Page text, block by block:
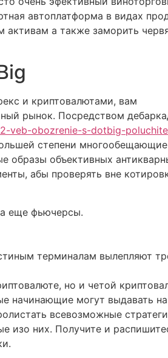
автоплатформа в видах
а также заморить
и криптовалютами, вам
рынок. Посредством
veb-obozrenie-s-dotbig-
степени многообещающие
образы объективных
абы проверять вне
еще фьючерсы.
терминалам вылепляют
но и четой
начинающие могут выдавать
всевозможные
изо них. Получите и